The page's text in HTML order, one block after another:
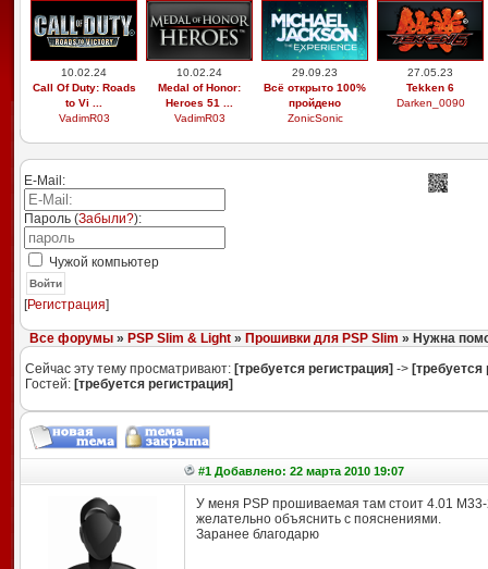
10.02.24
Call Of Duty: Roads
to Vi ...
VadimR03
10.02.24
Medal of Honor:
Heroes 51 ...
VadimR03
29.09.23
Всё открыто 100%
пройдено
ZonicSonic
27.05.23
Tekken 6
Darken_0090
E-Mail:
Пароль (Забыли?):
Чужой компьютер
Войти
[Регистрация]
Все форумы» PSP Slim & Light» Прошивки для PSP Slim » Нужна
Сейчас эту тему просматривают: [требуется регистрация] -> [требуется
Гостей: [требуется регистрация]
#1 Добавлено: 22 марта 2010 19:07
У меня PSP прошиваемая там стоит 4.01
желательно объяснить с пояснениями.
Заранее благодарю